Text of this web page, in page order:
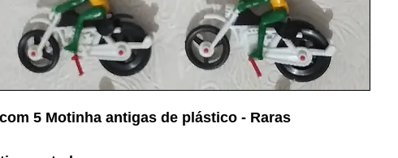
5 Motinha antigas de plástico - Raras